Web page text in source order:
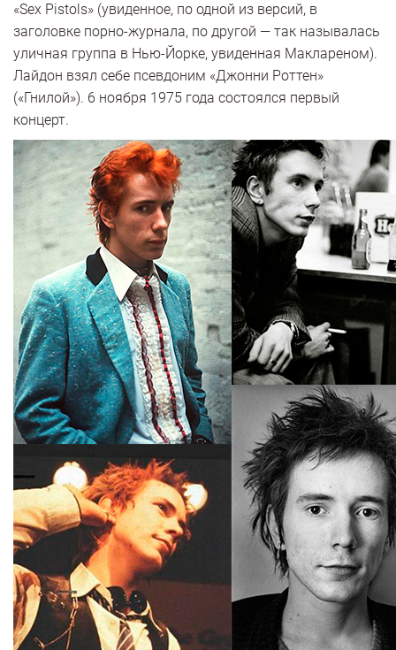
«Sex Pistols» (увиденное, по одной из версий, в
заголовке порно-журнала, по другой — так называлась
уличная группа в Нью-Йорке, увиденная Маклареном).
Лайдон взял себе псевдоним «Джонни Роттен»
(«Гнилой»). 6 ноября 1975 года состоялся первый
концерт.